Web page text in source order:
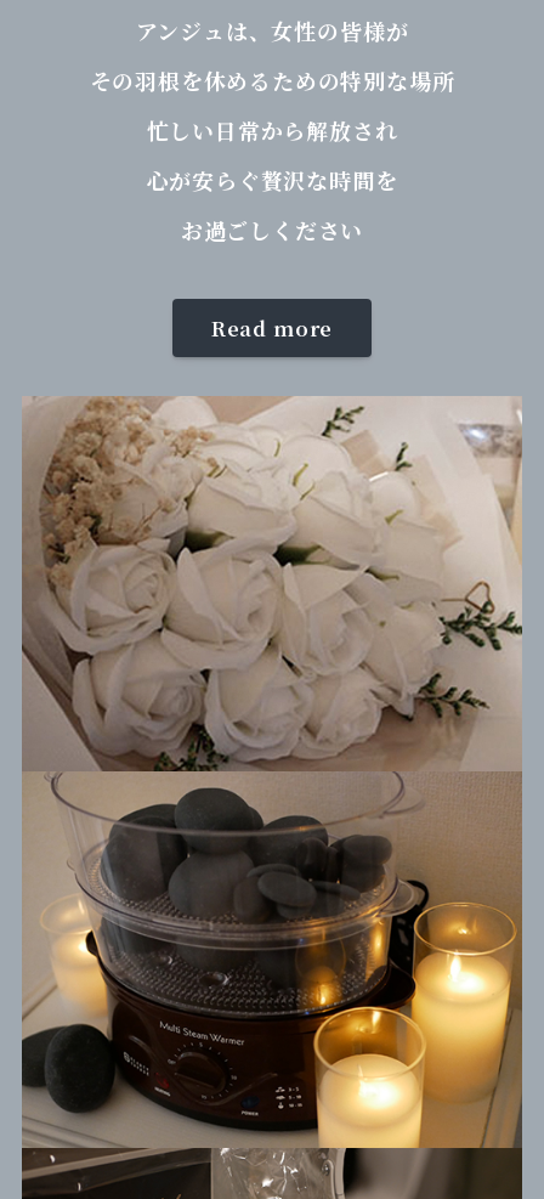
アンジュは、女性の皆様が
その羽根を休めるための特別な場所
忙しい日常から解放され
心が安らぐ贅沢な時間を
お過ごしください
Read more